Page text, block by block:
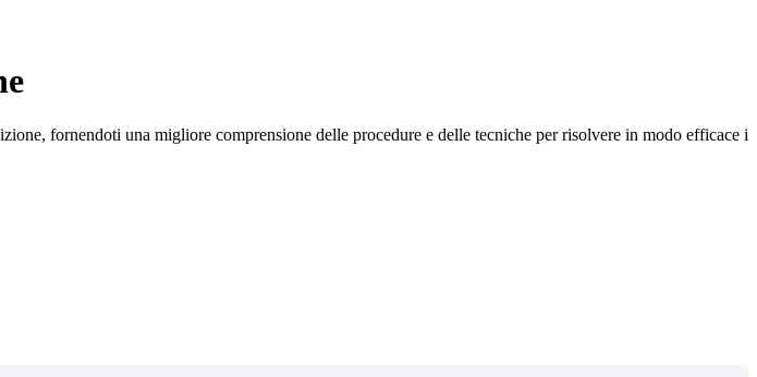
fornendoti una migliore comprensione delle procedure e delle tecniche per risolvere in modo efficace i